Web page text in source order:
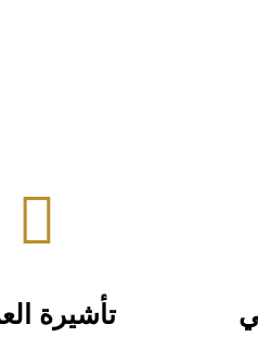
تأشيرة